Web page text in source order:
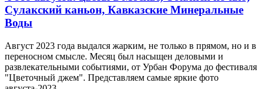
Сулакский каньон, Кавказские Минеральные
Воды
Август 2023 года выдался жарким, не только в прямом, но и в
переносном смысле. Месяц был насыщен деловыми и
развлекательными событиями, от Урбан Форума до фестиваля
"Цветочный джем". Представляем самые яркие фото